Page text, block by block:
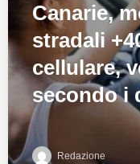
Canarie,
stradali
cellulare,
secondo i
Redazione